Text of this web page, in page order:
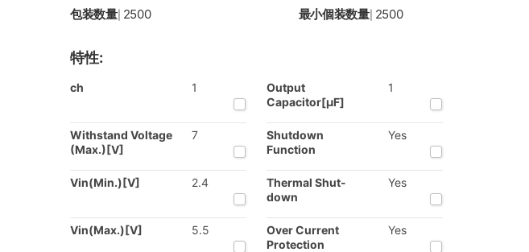
包装数量| 2500 最小個装数量| 2500
特性:
ch 1
Withstand Voltage
(Max.)[V]
7
Vin(Min.)[V] 2.4
Vin(Max.)[V] 5.5
Output
Capacitor[µF]
1
Shutdown
Function
Yes
Thermal Shut-
down
Yes
Over Current
Protection
Yes